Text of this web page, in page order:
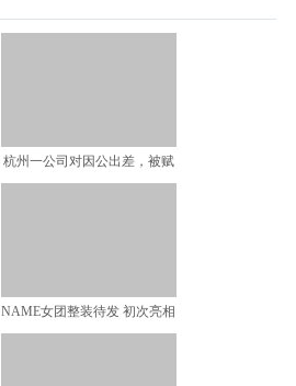
杭州一公司对因公出差，被赋
NAME女团整装待发 初次亮相